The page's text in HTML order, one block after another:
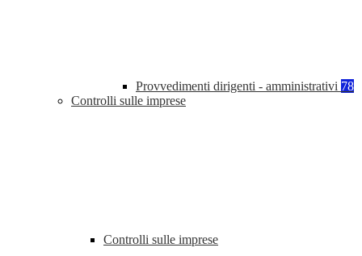
Provvedimenti dirigenti - amministrativi 78
Controlli sulle imprese
Controlli sulle imprese